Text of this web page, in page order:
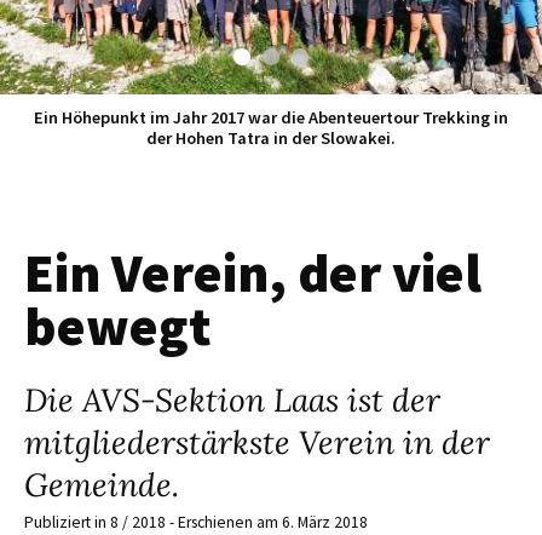
Ein Höhepunkt im Jahr 2017 war die Abenteuertour Trekking in
der Hohen Tatra in der Slowakei.
Ein Verein, der viel
bewegt
Die AVS-Sektion Laas ist der
mitgliederstärkste Verein in der
Gemeinde.
Publiziert in 8 / 2018 - Erschienen am 6. März 2018